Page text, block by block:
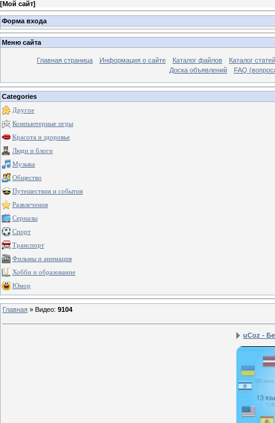
[Мой сайт]
Форма входа
Меню сайта
Главная страница Информация о сайте Каталог файлов
Каталог статей
Доска объявлений
FAQ
Categories
Другое
Компьютерные игры
Красота и здоровье
Люди и блоги
Музыка
Общество
Путешествия и события
Развлечения
Сериалы
Спорт
Транспорт
Фильмы и анимация
Хобби и образование
Юмор
Главная » Видео: 9104
uCoz -